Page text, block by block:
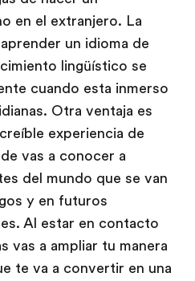
en el extranjero. La
un idioma de
lingüístico se
cuando esta inmerso
Otra ventaja es
experiencia de
vas a conocer a
del mundo que se van
y en futuros
Al estar en contacto
vas a ampliar tu manera
te va a convertir en una